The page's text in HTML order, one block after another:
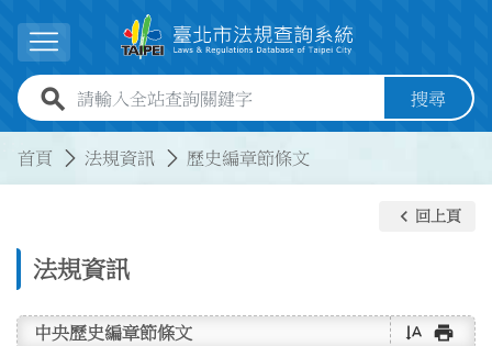
展開選單
全站查詢關鍵字欄位 搜尋
首頁 法規資訊 歷史編章節條文
法規資訊
keyboard_arrow_left 回上頁
中央歷史編章節條文 text_rotate_vertical print